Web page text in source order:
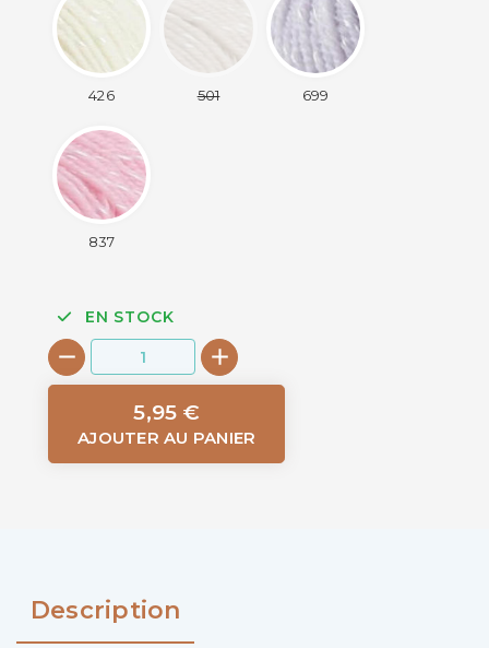
426 501 699
837
EN STOCK
5,95 €
AJOUTER AU PANIER
Description